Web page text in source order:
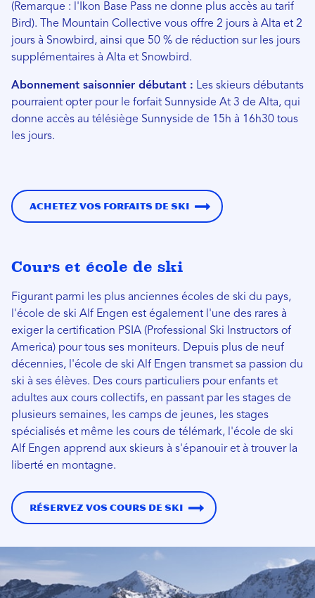
(Remarque : l'Ikon Base Pass ne donne plus accès au tarif
Bird). The Mountain Collective vous offre 2 jours à Alta et 2
jours à Snowbird, ainsi que 50 % de réduction sur les jours
supplémentaires à Alta et Snowbird.
Abonnement saisonnier débutant : Les skieurs débutants
pourraient opter pour le forfait Sunnyside At 3 de Alta, qui
donne accès au télésiège Sunnyside de 15h à 16h30 tous
les jours.
Achetez vos forfaits de ski
Cours et école de ski
Figurant parmi les plus anciennes écoles de ski du pays,
l'école de ski Alf Engen est également l'une des rares à
exiger la certification PSIA (Professional Ski Instructors of
America) pour tous ses moniteurs. Depuis plus de neuf
décennies, l'école de ski Alf Engen transmet sa passion du
ski à ses élèves. Des cours particuliers pour enfants et
adultes aux cours collectifs, en passant par les stages de
plusieurs semaines, les camps de jeunes, les stages
spécialisés et même les cours de télémark, l'école de ski
Alf Engen apprend aux skieurs à s'épanouir et à trouver la
liberté en montagne.
Réservez vos cours de ski